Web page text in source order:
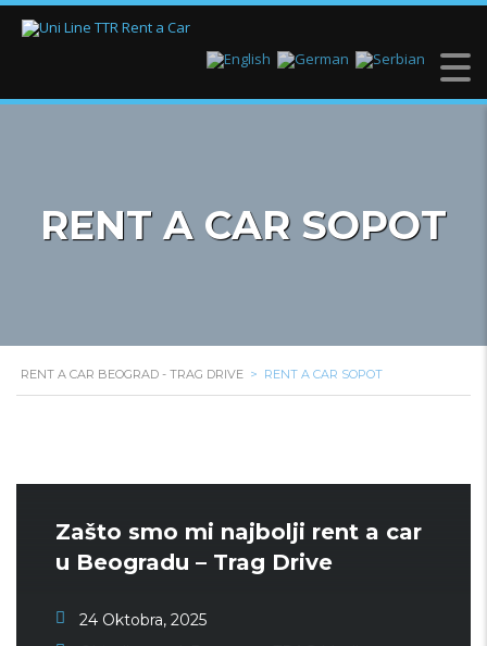
RENT A CAR SOPOT
RENT A CAR BEOGRAD - TRAG DRIVE > RENT A CAR SOPOT
Zašto smo mi najbolji rent a car
u Beogradu – Trag Drive
24 Oktobra, 2025